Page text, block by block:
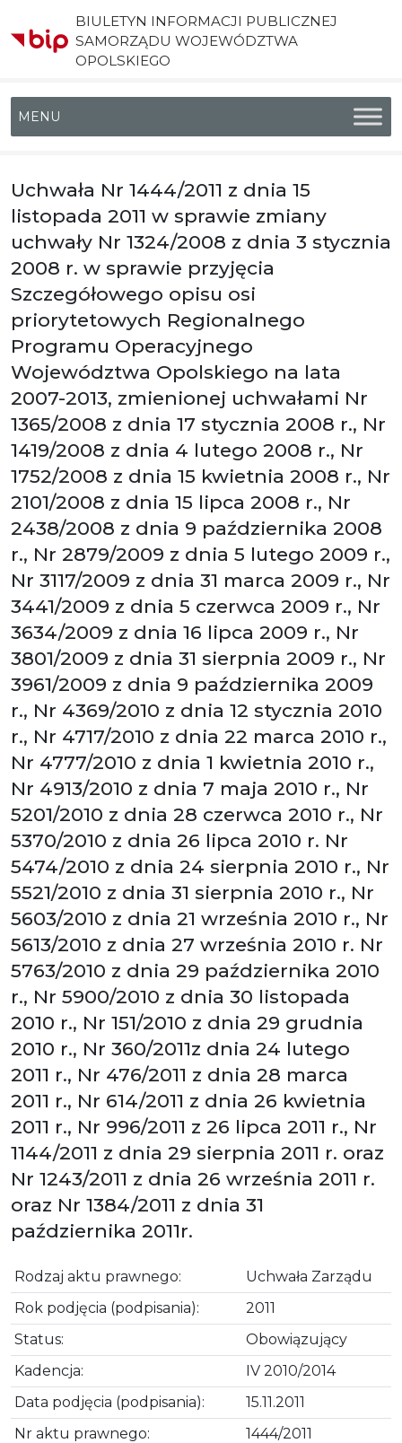
BIULETYN INFORMACJI PUBLICZNEJ
SAMORZĄDU WOJEWÓDZTWA
OPOLSKIEGO
Menu główne
Uchwała Nr 1444/2011 z dnia 15
listopada 2011 w sprawie zmiany
uchwały Nr 1324/2008 z dnia 3 stycznia
2008 r. w sprawie przyjęcia
Szczegółowego opisu osi
priorytetowych Regionalnego
Programu Operacyjnego
Województwa Opolskiego na lata
2007-2013, zmienionej uchwałami Nr
1365/2008 z dnia 17 stycznia 2008 r., Nr
1419/2008 z dnia 4 lutego 2008 r., Nr
1752/2008 z dnia 15 kwietnia 2008 r., Nr
2101/2008 z dnia 15 lipca 2008 r., Nr
2438/2008 z dnia 9 października 2008
r., Nr 2879/2009 z dnia 5 lutego 2009 r.,
Nr 3117/2009 z dnia 31 marca 2009 r., Nr
3441/2009 z dnia 5 czerwca 2009 r., Nr
3634/2009 z dnia 16 lipca 2009 r., Nr
3801/2009 z dnia 31 sierpnia 2009 r., Nr
3961/2009 z dnia 9 października 2009
r., Nr 4369/2010 z dnia 12 stycznia 2010
r., Nr 4717/2010 z dnia 22 marca 2010 r.,
Nr 4777/2010 z dnia 1 kwietnia 2010 r.,
Nr 4913/2010 z dnia 7 maja 2010 r., Nr
5201/2010 z dnia 28 czerwca 2010 r., Nr
5370/2010 z dnia 26 lipca 2010 r. Nr
5474/2010 z dnia 24 sierpnia 2010 r., Nr
5521/2010 z dnia 31 sierpnia 2010 r., Nr
5603/2010 z dnia 21 września 2010 r., Nr
5613/2010 z dnia 27 września 2010 r. Nr
5763/2010 z dnia 29 października 2010
r., Nr 5900/2010 z dnia 30 listopada
2010 r., Nr 151/2010 z dnia 29 grudnia
2010 r., Nr 360/2011z dnia 24 lutego
2011 r., Nr 476/2011 z dnia 28 marca
2011 r., Nr 614/2011 z dnia 26 kwietnia
2011 r., Nr 996/2011 z 26 lipca 2011 r., Nr
1144/2011 z dnia 29 sierpnia 2011 r. oraz
Nr 1243/2011 z dnia 26 września 2011 r.
oraz Nr 1384/2011 z dnia 31
października 2011r.
Rodzaj aktu prawnego:
Uchwała Zarządu
Rok podjęcia (podpisania):
2011
Status:
Obowiązujący
Kadencja:
IV 2010/2014
Data podjęcia (podpisania):
15.11.2011
Nr aktu prawnego:
1444/2011